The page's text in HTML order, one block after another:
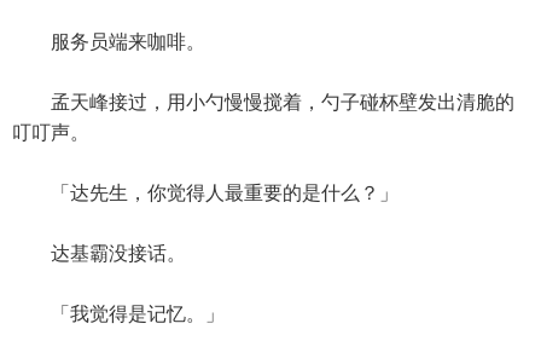
服务员端来咖啡。
孟天峰接过，用小勺慢慢搅着，勺子碰杯壁发出清脆的
叮叮声。
「达先生，你觉得人最重要的是什么？」
达基霸没接话。
「我觉得是记忆。」